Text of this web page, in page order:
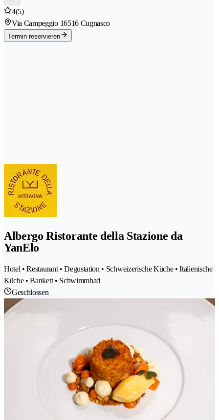
4(5)
Via Campeggio 16516 Cugnasco
Termin reservieren
Albergo Ristorante della Stazione da
YanElo
Hotel • Restaurant • Degustation • Schweizerische Küche • Italienische
Küche • Bankett • Schwimmbad
Geschlossen